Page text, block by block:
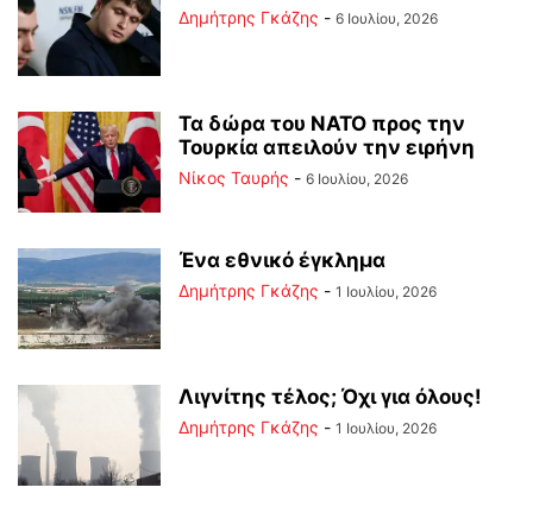
Δημήτρης Γκάζης - 6 Ιουλίου, 2026
Τα δώρα του ΝΑΤΟ προς την
Τουρκία απειλούν την ειρήνη
Νίκος Ταυρής - 6 Ιουλίου, 2026
Ένα εθνικό έγκλημα
Δημήτρης Γκάζης - 1 Ιουλίου, 2026
Λιγνίτης τέλος; Όχι για όλους!
Δημήτρης Γκάζης - 1 Ιουλίου, 2026